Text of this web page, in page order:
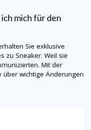
mich für den
Sie exklusive
zu Sneaker. Weil sie
Mit der
wichtige Änderungen